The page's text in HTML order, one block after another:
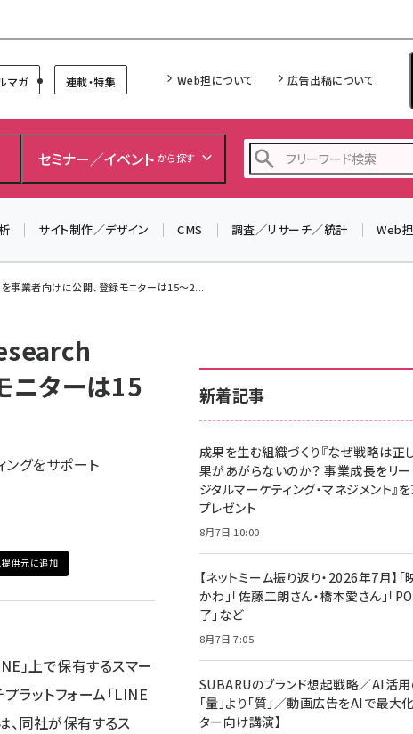
マガ 連載・特集 Web担について 広告出稿について
セミナー／イベント から探す
z世代 (1623)
meo (1277)
llmo (1167)
サイト制作／デザイン CMS 調査／リサーチ／統計 Web
事業者向けに公開、登録モニターは15～2...
ニターは15
ングをサポート
提供元に追加
」上で保有するスマー
ラットフォーム「LINE
同社が保有するス
新着記事
成果を生む組織づくり『なぜ戦略は正
果があがらないのか？ 事業成長をリー
ジタルマーケティング・マネジメント』
プレゼント
8月7日 10:00
【ネットミーム振り返り・2026年7月】
かわ」「佐藤二朗さん・橋本愛さん」「
了」など
8月7日 7:05
SUBARUのブランド想起戦略／AI活
「量」より「質」／動画広告をAIで最大
ター向け講演】
付中！ ／
活用するための考え方を学べ
× マーケティング フォーラム